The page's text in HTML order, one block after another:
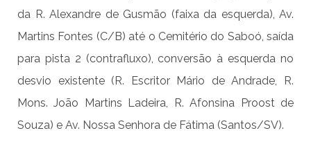
da R. Alexandre de Gusmão (faixa da esquerda), Av.
Martins Fontes (C/B) até o Cemitério do Saboó, saída
para pista 2 (contrafluxo), conversão à esquerda no
desvio existente (R. Escritor Mário de Andrade, R.
Mons. João Martins Ladeira, R. Afonsina Proost de
Souza) e Av. Nossa Senhora de Fátima (Santos/SV).